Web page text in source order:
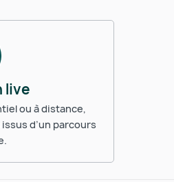
live
ou à distance,
d’un parcours